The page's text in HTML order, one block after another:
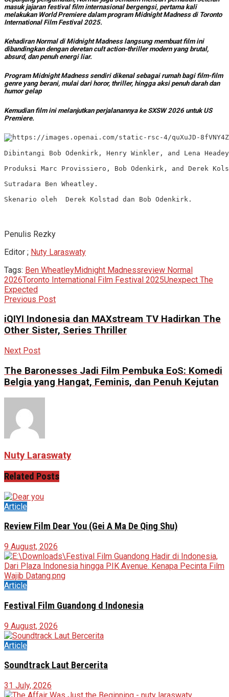
masuk jajaran festival film internasional bergengsi, pertama kali
melakukan World Premiere dalam program Midnight Madness di Toronto
International Film Festival2025.
Kehadiran Normal di Midnight Madness langsung membuat film ini
dibandingkan dengan deretan cult action-thriller modern yang brutal,
absurd, dan penuh energi liar.
Program Midnight Madness sendiri dikenal sebagai rumah bagi film-film
genre yang berani, mulai dari horor, thriller, hingga aksi penuh darah dan
humor gelap
Kemudian film ini melanjutkan perjalanannya ke SXSW2026 untuk US
Premiere.
Dibintangi Bob Odenkirk , Henry Winkler , and Lena Headey
Produksi Marc Provissiero, Bob Odenkirk, and Derek
Sutradara Ben Wheatley .
Skenario oleh  Derek Kolstad dan Bob Odenkirk.
Penulis Rezky
Editor ; Nuty Laraswaty
Tags: Ben WheatleyMidnight Madnessreview Normal
2026Toronto International Film Festival 2025Unexpect The
Expected
Previous Post
iQIYI Indonesia dan MAXstream TV Hadirkan The
Other Sister, Series Thriller
Next Post
The Baronesses Jadi Film Pembuka EoS: Komedi
Belgia yang Hangat, Feminis, dan Penuh Kejutan
Nuty Laraswaty
Related Posts
Article
Review Film Dear You (Gei A Ma De Qing Shu)
9 August, 2026
Article
Festival Film Guandong d Indonesia
9 August, 2026
Article
Soundtrack Laut Bercerita
31 July, 2026